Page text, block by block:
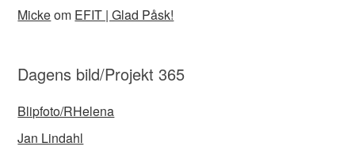
Mickeom EFIT | Glad Påsk!
Dagens bild/Projekt 365
Blipfoto/RHelena
Jan Lindahl